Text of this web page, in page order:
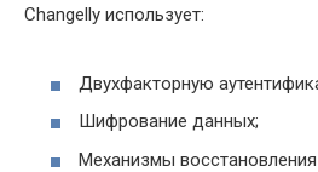
Changelly использует:
Двухфакторную
Шифрование данных;
Механизмы восстановления